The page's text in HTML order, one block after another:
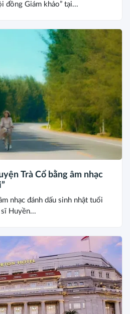
đồng Giám khảo” tại...
Trà Cổ bằng âm nhạc
nhạc đánh dấu sinh nhật tuổi
Huyền...